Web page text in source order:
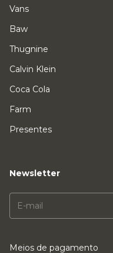
Vans
Baw
Thugnine
Calvin Klein
Coca Cola
Farm
Presentes
Newsletter
Meios de pagamento